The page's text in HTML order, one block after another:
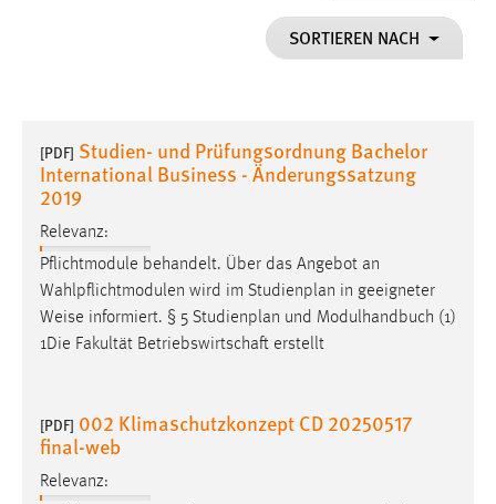
SORTIEREN NACH
[PDF] Studien- und Prüfungsordnung Bachelor
International Business - Änderungssatzung
2019
Relevanz:
Pflichtmodule behandelt. Über das Angebot an
Wahlpflichtmodulen wird im Studienplan in geeigneter
Weise informiert. § 5 Studienplan und Modulhandbuch (1)
1Die Fakultät Betriebswirtschaft erstellt
[PDF] 002 Klimaschutzkonzept CD 20250517
final-web
Relevanz:
Dieser Cookie speichert die ausgewählten Einverständnis-
Name:
staticfilecache
Zweck:
Für performante Seitenauslieferung wird in diesem Cookie
gespeichert, ob man eingeloggt ist.
Sprachpräferenz
Name:
site-language-preference